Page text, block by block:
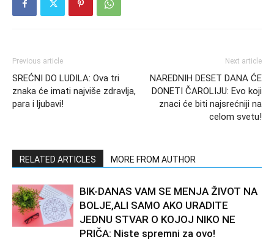
Previous article
SREĆNI DO LUDILA: Ova tri
znaka će imati najviše zdravlja,
para i ljubavi!
Next article
NAREDNIH DESET DANA ĆE
DONETI ČAROLIJU: Evo koji
znaci će biti najsrećniji na
celom svetu!
RELATED ARTICLES MORE FROM AUTHOR
BIK-DANAS VAM SE MENJA ŽIVOT NA
BOLJE,ALI SAMO AKO URADITE
JEDNU STVAR O KOJOJ NIKO NE
PRIČA: Niste spremni za ovo!